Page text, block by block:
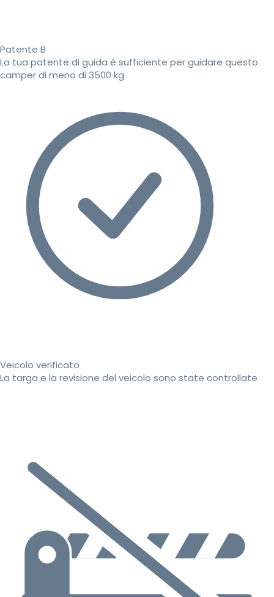
Patente B
La tua patente di guida è sufficiente per guidare questo
camper di meno di 3500 kg
Veicolo verificato
La targa e la revisione del veicolo sono state controllate